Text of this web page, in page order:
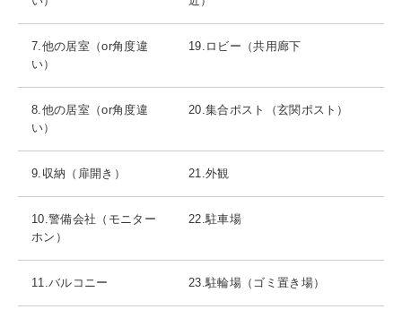
7.他の居室（or角度違
い）
19.ロビー（共用廊下
8.他の居室（or角度違
い）
20.集合ポスト（玄関ポスト）
9.収納（扉開き） 21.外観
10.警備会社（モニター
ホン）
22.駐車場
11.バルコニー 23.駐輪場（ゴミ置き場）